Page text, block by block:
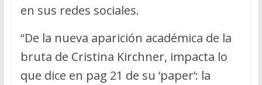
en sus redes sociales.
“De la nueva aparición académica de la
bruta de Cristina Kirchner, impacta lo
que dice en pag 21 de su ‘paper’: la